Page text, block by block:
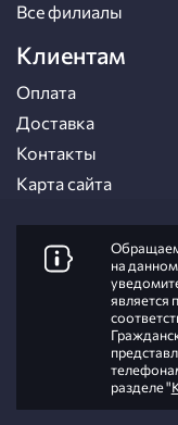
Все филиалы
Клиентам
Оплата
Доставка
Контакты
Карта сайта
на
является
разделе "